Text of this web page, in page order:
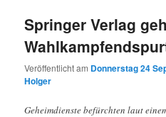
Springer Verlag
Veröffentlicht am Donnerstag 24
Holger
Geheimdienste befürchten laut